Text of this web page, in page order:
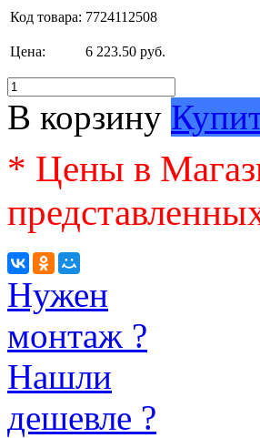
Код товара: 7724112508
Цена: 6 223.50 руб.
В корзину
* Цены в
Нужен
монтаж ?
Нашли
дешевле ?